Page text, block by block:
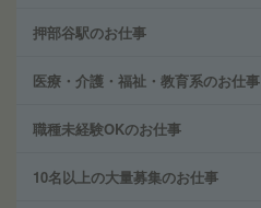
押部谷駅のお仕事
医療・介護・福祉・教育系のお仕事
職種未経験OKのお仕事
10名以上の大量募集のお仕事